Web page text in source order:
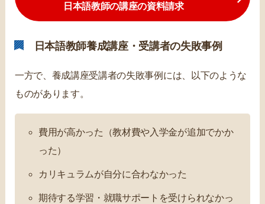
日本語教師の講座の資料請求
日本語教師養成講座・受講者の失敗事例
一方で、養成講座受講者の失敗事例には、以下のような
ものがあります。
費用が高かった（教材費や入学金が追加でかか
った）
カリキュラムが自分に合わなかった
期待する学習・就職サポートを受けられなかっ